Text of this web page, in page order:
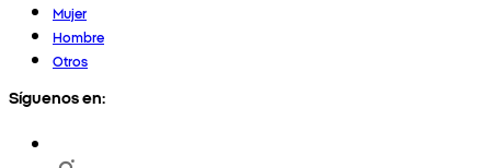
Mujer
Hombre
Otros
Síguenos en: